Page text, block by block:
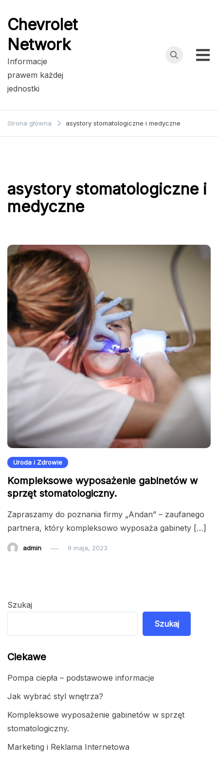
doChevrolet
Network
Informacje
prawem każdej
jednostki
Strona główna asystory stomatologiczne i medyczne
asystory stomatologiczne i
medyczne
Uroda i Zdrowie
Kompleksowe wyposażenie gabinetów w
sprzęt stomatologiczny.
Zapraszamy do poznania firmy „Andan” – zaufanego
partnera, który kompleksowo wyposaża gabinety […]
admin 9 maja, 2023
Szukaj
Szukaj
Ciekawe
Pompa ciepła – podstawowe informacje
Jak wybrać styl wnętrza?
Kompleksowe wyposażenie gabinetów w sprzęt
stomatologiczny.
Marketing i Reklama Internetowa